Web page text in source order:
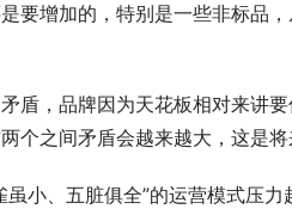
要增加的，特别是一些非标品
盾，品牌因为天花板相对来讲
个之间矛盾会越来越大，这是将
小、五脏俱全”的运营模式压